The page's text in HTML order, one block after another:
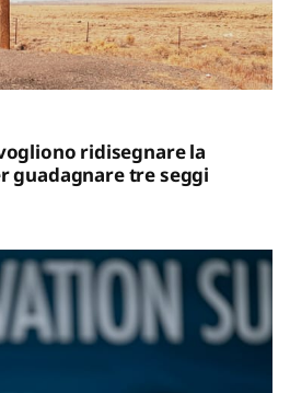
ridisegnare la
guadagnare tre seggi